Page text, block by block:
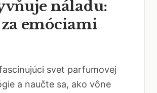
náladu:
za emóciami
svet parfumovej
a naučte sa, ako vône